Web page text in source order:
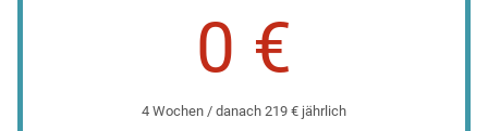
0 €
4 Wochen / danach 219 € jährlich